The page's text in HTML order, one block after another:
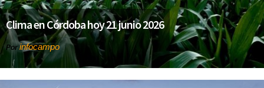
Clima en Córdoba hoy 21 junio 2026
Porinfocampo